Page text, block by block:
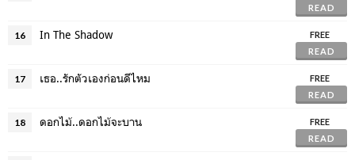
READ
16 In The Shadow
FREE
READ
17 เธอ..รักตัวเองก่อนดีไหม
FREE
READ
18 ดอกไม้..ดอกไม้จะบาน
FREE
READ